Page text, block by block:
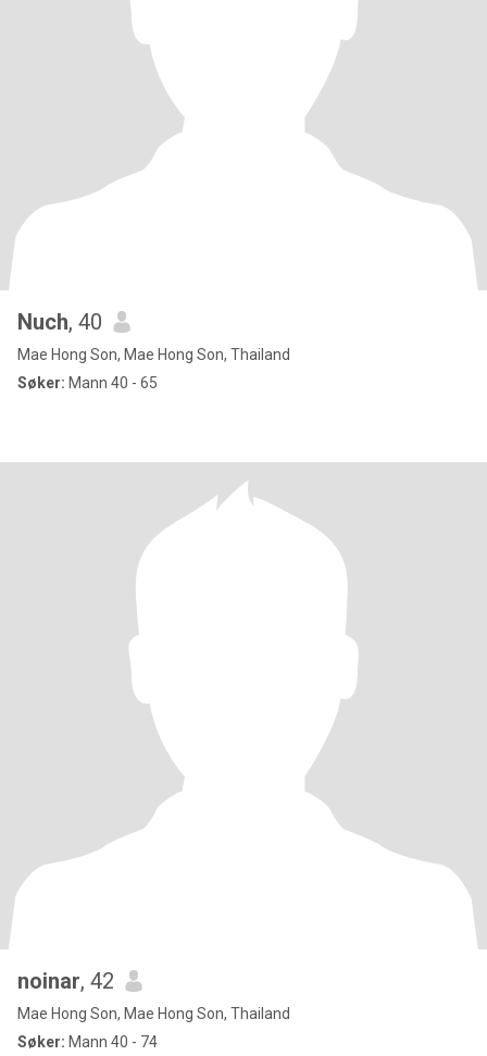
Nuch, 40
Mae Hong Son, Mae Hong Son, Thailand
Søker: Mann 40 - 65
noinar, 42
Mae Hong Son, Mae Hong Son, Thailand
Søker: Mann 40 - 74